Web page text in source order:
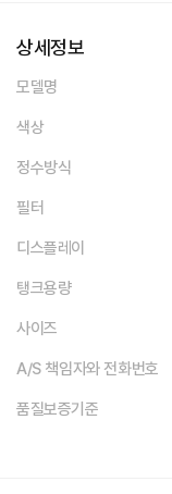
상세정보
모델명
색상
정수방식
필터
디스플레이
탱크용량
사이즈
A/S 책임자와 전화번호
품질보증기준